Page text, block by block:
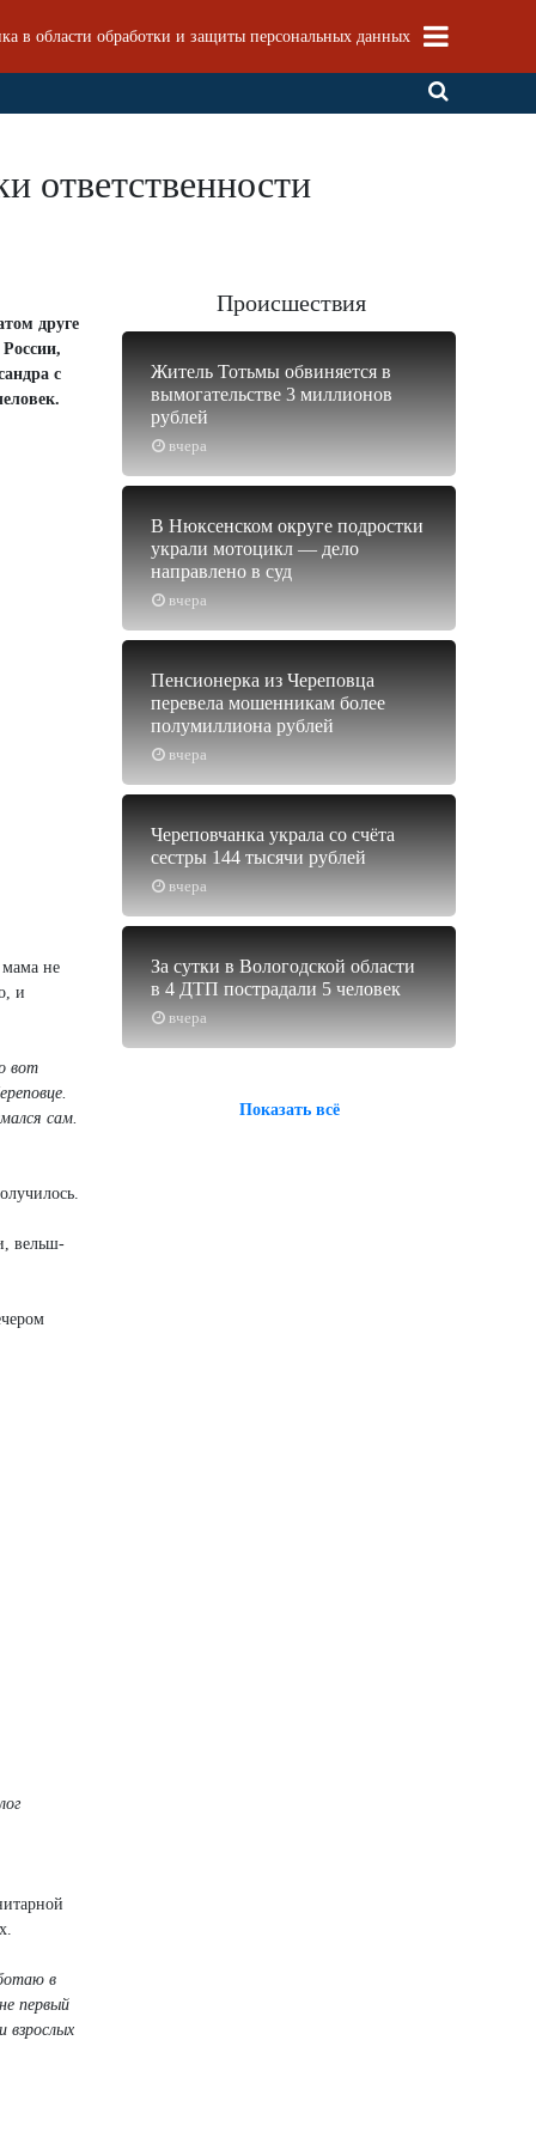
в области обработки и защиты персональных данных
ответственности
друге
с
мама не
и
вот
сам.
вельш-
в
первый
взрослых
Происшествия
вчера
Житель Тотьмы обвиняется в
вымогательстве 3 миллионов
рублей
вчера
В Нюксенском округе подростки
украли мотоцикл — дело
направлено в суд
вчера
Пенсионерка из Череповца
перевела мошенникам более
полумиллиона рублей
вчера
Череповчанка украла со счёта
сестры 144 тысячи рублей
вчера
За сутки в Вологодской области
в 4 ДТП пострадали 5 человек
Показать всё